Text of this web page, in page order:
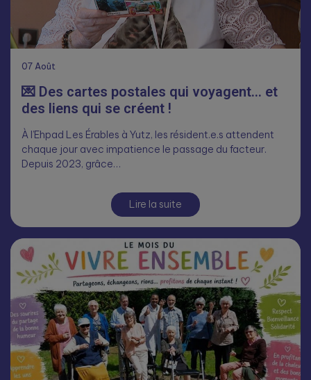
07 Août
💌 Des cartes postales qui voyagent… et
des liens qui se créent !
À l’Ehpad Les Érables à Yutz, les résident.e.s attendent
chaque jour avec impatience le passage du facteur.
Depuis 2023, grâce…
Lire la suite